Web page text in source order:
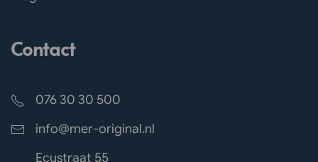
Contact
076 30 30 500
info@mer-original.nl
Ecustraat 55